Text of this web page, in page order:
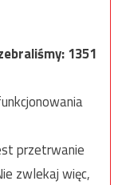
1351
przetrwanie
zwlekaj więc,